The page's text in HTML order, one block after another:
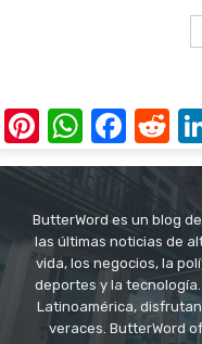
Pinterest
ButterWord es un blog
las últimas noticias de
vida, los negocios, la
deportes y la
Latinoamérica,
veraces. ButterWord